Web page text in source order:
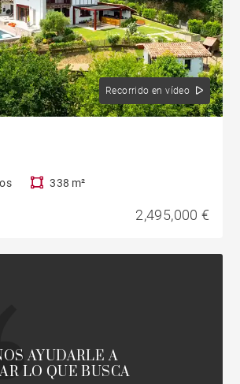
Recorrido en vídeo
338 m²
2,495,000 €
AYUDARLE A
LO QUE BUSCA